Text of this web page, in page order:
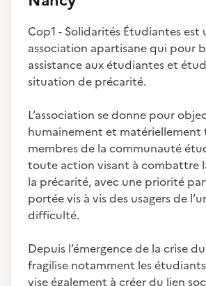
Cop1 - Solidarités Étudiantes est
association apartisane qui pour
assistance aux étudiantes et
situation de précarité.
L’association se donne pour
humainement et matériellement
membres de la communauté
toute action visant à combattre
la précarité, avec une priorité
portée vis à vis des usagers de
difficulté.
Depuis l’émergence de la crise
fragilise notamment les
vise également à créer du lien